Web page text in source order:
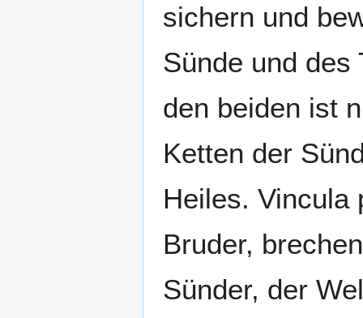
sichern und
Sünde und des
den beiden ist
Ketten der
Heiles. Vincula
Bruder,
Sünder, der